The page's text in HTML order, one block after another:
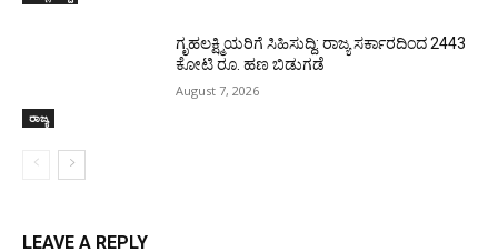
ರಾಜ್ಯ
ಗೃಹಲಕ್ಷ್ಮಿಯರಿಗೆ ಸಿಹಿಸುದ್ದಿ: ರಾಜ್ಯ ಸರ್ಕಾರದಿಂದ 2443
ಕೋಟಿ ರೂ. ಹಣ ಬಿಡುಗಡೆ
August 7, 2026
LEAVE A REPLY